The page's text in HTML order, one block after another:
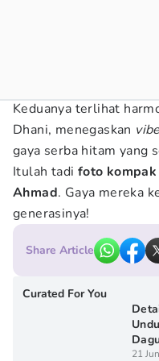
Keduanya terlihat
Dhani, menegaskan
gaya serba hitam yang
Itulah tadi foto kompak
Ahmad. Gaya mereka
generasinya!
Share Article
Curated For You
21